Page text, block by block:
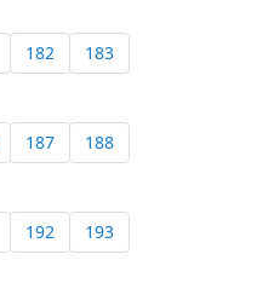
182 183
187 188
192 193